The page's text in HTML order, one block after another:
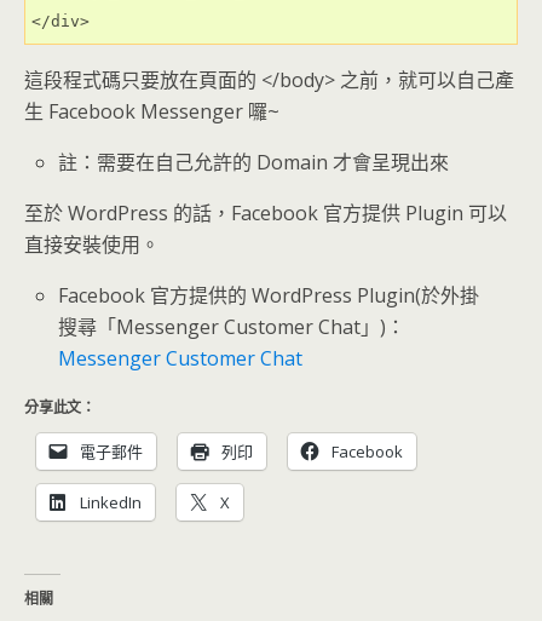
這段程式碼只要放在頁面的 </body> 之前，就可以自己產
生 Facebook Messenger 囉~
註：需要在自己允許的 Domain 才會呈現出來
至於 WordPress 的話，Facebook 官方提供 Plugin 可以
直接安裝使用。
Facebook 官方提供的 WordPress Plugin(於外掛
搜尋「Messenger Customer Chat」)：
Messenger Customer Chat
分享此文：
電子郵件 列印 Facebook
LinkedIn X
相關